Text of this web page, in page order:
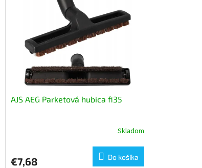
AJS AEG Parketová hubica fi35
Skladom
€7,68 Do košíka